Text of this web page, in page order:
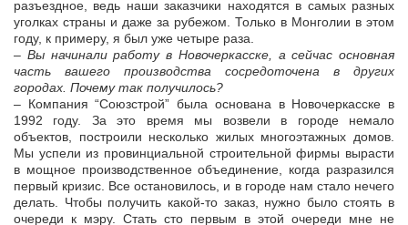
разъездное, ведь наши заказчики находятся в самых разных
уголках страны и даже за рубежом. Только в Монголии в этом
году, к примеру, я был уже четыре раза.
– Вы начинали работу в Новочеркасске, а сейчас основная
часть вашего производства сосредоточена в других
городах. Почему так получилось?
– Компания “Союзстрой” была основана в Новочеркасске в
1992 году. За это время мы возвели в городе немало
объектов, построили несколько жилых многоэтажных домов.
Мы успели из провинциальной строительной фирмы вырасти
в мощное производственное объединение, когда разразился
первый кризис. Все остановилось, и в городе нам стало нечего
делать. Чтобы получить какой-то заказ, нужно было стоять в
очереди к мэру. Стать сто первым в этой очереди мне не